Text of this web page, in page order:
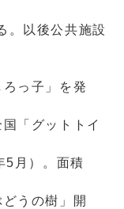
。以後公共施設
っ子」を発
「グットトイ
月）。面積
うの樹」開